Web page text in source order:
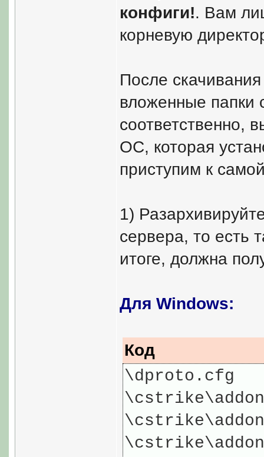
конфиги!. Вам
корневую
После
вложенные папки
соответственно,
ОС, которая
приступим к
1)
сервера, то есть
итоге, должна
Для Windows:
Код
\dproto.cfg